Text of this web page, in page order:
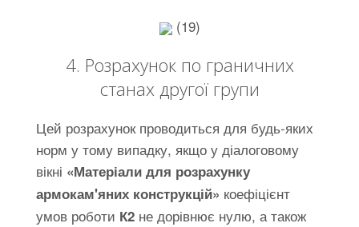
(19)
4. Розрахунок по граничних
станах другої групи
Цей розрахунок проводиться для будь-яких
норм у тому випадку, якщо у діалоговому
вікні «Матеріали для розрахунку
армокам'яних конструкцій» коефіцієнт
умов роботи К2 не дорівнює нулю, а також